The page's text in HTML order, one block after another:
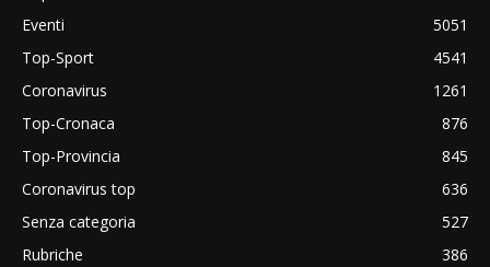
Eventi
5051
Top-Sport
4541
Coronavirus
1261
Top-Cronaca
876
Top-Provincia
845
Coronavirus top
636
Senza categoria
527
Rubriche
386